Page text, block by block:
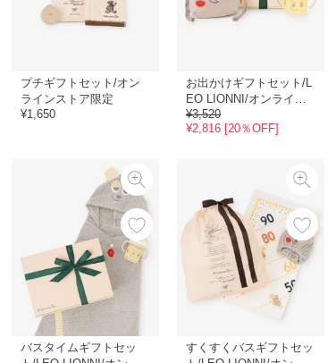
プチギフトセット/オン
ラインストア限定
¥1,650
お出かけギフトセット/L
EO LIONNI/オンライン
ストア限定
¥3,520
¥2,816 [20％OFF]
バスタイムギフトセッ
すくすくバスギフトセッ